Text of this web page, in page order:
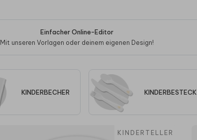
Einfacher Online-Editor
Mit unseren Vorlagen oder deinem eigenen Design!
KINDERBECHER KINDERBESTECK
KINDERTELLER